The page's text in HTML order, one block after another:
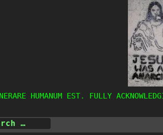
HUMANUM EST. FULLY